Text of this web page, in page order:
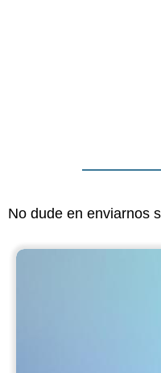
No dude en enviarnos